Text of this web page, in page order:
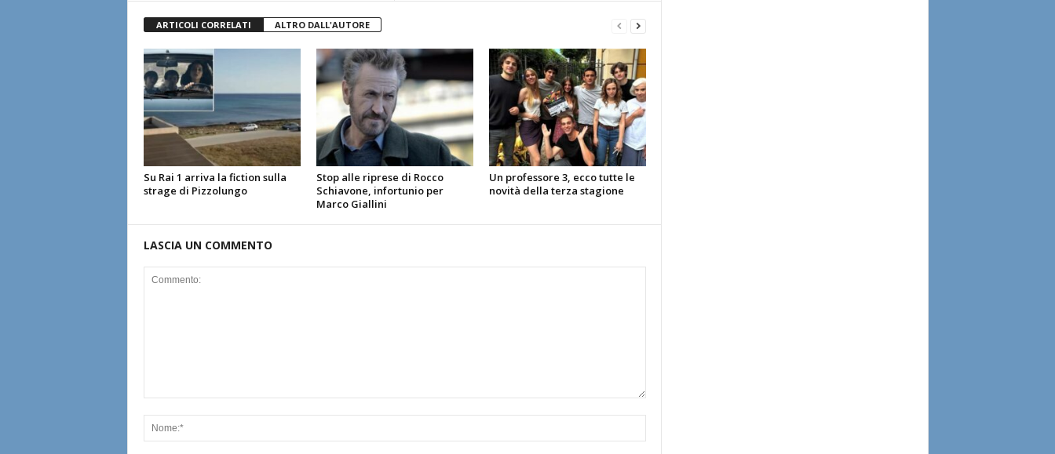
ARTICOLI CORRELATI ALTRO DALL'AUTORE
Su Rai 1 arriva la fiction sulla
strage di Pizzolungo
Stop alle riprese di Rocco
Schiavone, infortunio per
Marco Giallini
Un professore 3, ecco tutte le
novità della terza stagione
LASCIA UN COMMENTO